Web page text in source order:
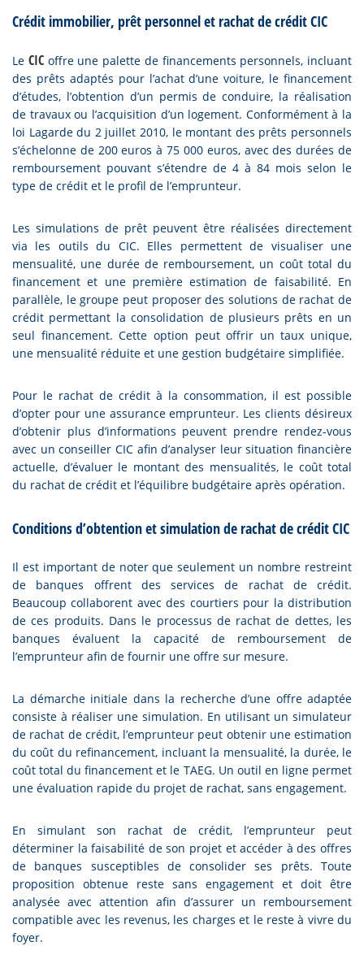
Crédit immobilier, prêt personnel et rachat de crédit CIC
Le CICoffre une palette de financements personnels, incluant
des prêts adaptés pour l’achat d’une voiture, le financement
d’études, l’obtention d’un permis de conduire, la réalisation
de travaux ou l’acquisition d’un logement. Conformément à la
loi Lagarde du 2 juillet 2010, le montant des prêts personnels
s’échelonne de 200 euros à 75 000 euros, avec des durées de
remboursement pouvant s’étendre de 4 à 84 mois selon le
type de crédit et le profil de l’emprunteur.
Les simulations de prêt peuvent être réalisées directement
via les outils du CIC. Elles permettent de visualiser une
mensualité, une durée de remboursement, un coût total du
financement et une première estimation de faisabilité. En
parallèle, le groupe peut proposer des solutions de rachat de
crédit permettant la consolidation de plusieurs prêts en un
seul financement. Cette option peut offrir un taux unique,
une mensualité réduite et une gestion budgétaire simplifiée.
Pour le rachat de crédit à la consommation, il est possible
d’opter pour une assurance emprunteur. Les clients désireux
d’obtenir plus d’informations peuvent prendre rendez-vous
avec un conseiller CIC afin d’analyser leur situation financière
actuelle, d’évaluer le montant des mensualités, le coût total
du rachat de crédit et l’équilibre budgétaire après opération.
Conditions d’obtention et simulation de rachat de crédit CIC
Il est important de noter que seulement un nombre restreint
de banques offrent des services de rachat de crédit.
Beaucoup collaborent avec des courtiers pour la distribution
de ces produits. Dans le processus de rachat de dettes, les
banques évaluent la capacité de remboursement de
l’emprunteur afin de fournir une offre sur mesure.
La démarche initiale dans la recherche d’une offre adaptée
consiste à réaliser une simulation. En utilisant un simulateur
de rachat de crédit, l’emprunteur peut obtenir une estimation
du coût du refinancement, incluant la mensualité, la durée, le
coût total du financement et le TAEG. Un outil en ligne permet
une évaluation rapide du projet de rachat, sans engagement.
En simulant son rachat de crédit, l’emprunteur peut
déterminer la faisabilité de son projet et accéder à des offres
de banques susceptibles de consolider ses prêts. Toute
proposition obtenue reste sans engagement et doit être
analysée avec attention afin d’assurer un remboursement
compatible avec les revenus, les charges et le reste à vivre du
foyer.